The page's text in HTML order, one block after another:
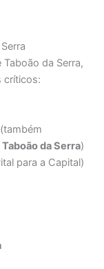
da Serra,
críticos:
(também
da Serra)
para a Capital)